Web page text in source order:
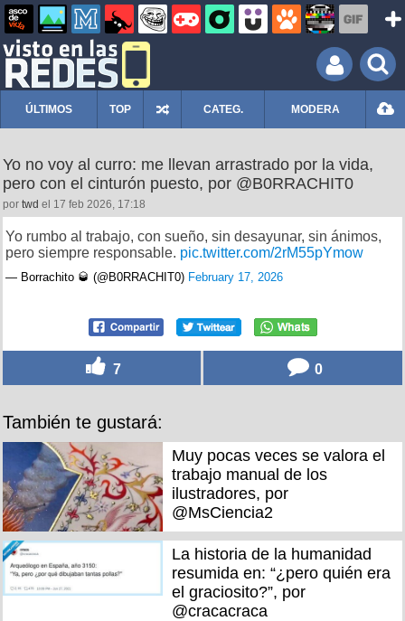
ÚLTIMOS TOP CATEG. MODERA
Yo no voy al curro: me llevan arrastrado por la vida,
pero con el cinturón puesto, por @B0RRACHIT0
por twd el 17 feb 2026, 17:18
Yo rumbo al trabajo, con sueño, sin desayunar, sin ánimos,
pero siempre responsable. pic.twitter.com/2rM55pYmow
— Borrachito 🥃 (@B0RRACHIT0) February 17, 2026
7 0
También te gustará:
Muy pocas veces se valora el
trabajo manual de los
ilustradores, por
@MsCiencia2
La historia de la humanidad
resumida en: “¿pero quién era
el graciosito?”, por
@cracacraca